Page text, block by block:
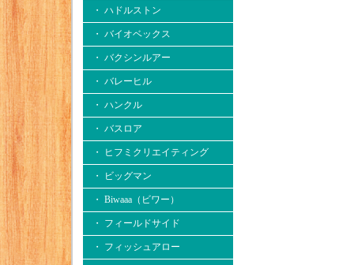
・ ハドルストン
・ バイオベックス
・ バクシンルアー
・ バレーヒル
・ ハンクル
・ バスロア
・ ヒフミクリエイティング
・ ビッグマン
・ Biwaaa（ビワー）
・ フィールドサイド
・ フィッシュアロー